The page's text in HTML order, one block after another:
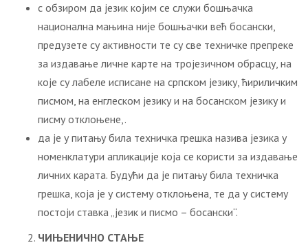
с обзиром да језик којим се служи бошњачка
национална мањина није бошњачки већ босански,
предузете су активности те су све техничке препреке
за издавање личне карте на тројезичном обрасцу, на
које су лабеле исписане на српском језику, ћириличким
писмом, на енглеском језику и на босанском језику и
писму отклоњене,.
да је у питању била техничка грешка назива језика у
номенклатури апликације која се користи за издавање
личних карата. Будући да је питању била техничка
грешка, која је у систему отклоњена, те да у систему
постоји ставка „језик и писмо – босански“.
ЧИЊЕНИЧНО СТАЊЕ